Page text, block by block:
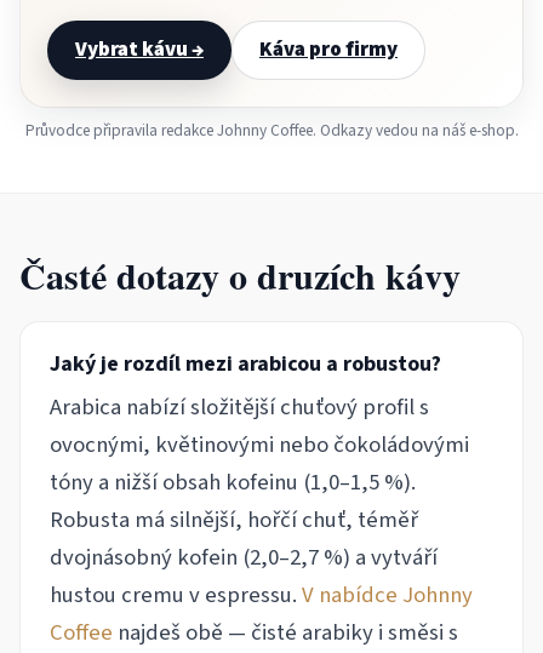
Vybrat kávu → Káva pro firmy
Průvodce připravila redakce Johnny Coffee. Odkazy vedou na náš e-shop.
Časté dotazy o druzích kávy
Jaký je rozdíl mezi arabicou a robustou?
Arabica nabízí složitější chuťový profil s
ovocnými, květinovými nebo čokoládovými
tóny a nižší obsah kofeinu (1,0–1,5 %).
Robusta má silnější, hořčí chuť, téměř
dvojnásobný kofein (2,0–2,7 %) a vytváří
hustou cremu v espressu.V nabídce Johnny
Coffee najdeš obě — čisté arabiky i směsi s